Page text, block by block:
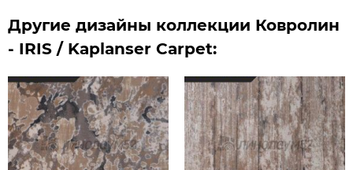
Другие дизайны коллекции Ковролин
- IRIS / Kaplanser Carpet: